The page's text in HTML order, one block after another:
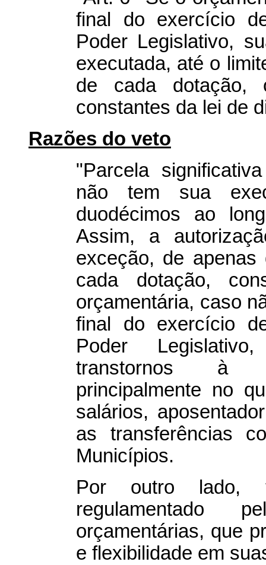
final do exercício
Poder Legislativo,
executada, até o
de cada dotação,
constantes da lei de
Razões do veto
"Parcela
não tem sua
duodécimos ao
Assim, a
exceção, de
cada dotação,
orçamentária, caso
final do exercício
Poder
transtornos à
principalmente no
salários,
as transferências
Municípios.
Por outro lado,
regulamentado
orçamentárias, que
e flexibilidade em